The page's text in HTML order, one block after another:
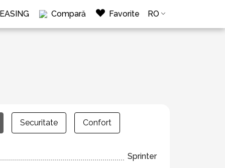
Compară Favorite RO
Securitate Confort
Sprinter